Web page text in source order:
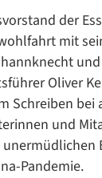
der
mit
und
Oliver
Schreiben bei
und
Pandemie.